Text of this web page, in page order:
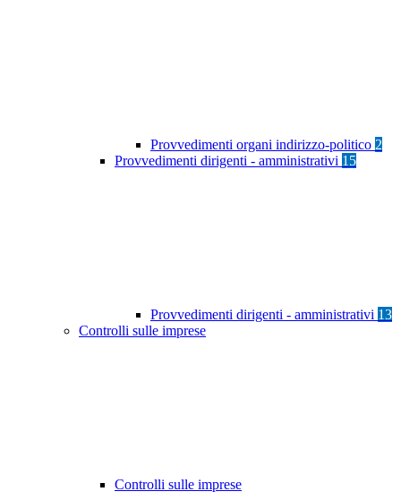
Provvedimenti organi indirizzo-politico 2
Provvedimenti dirigenti - amministrativi 15
Provvedimenti dirigenti - amministrativi 13
Controlli sulle imprese
Controlli sulle imprese